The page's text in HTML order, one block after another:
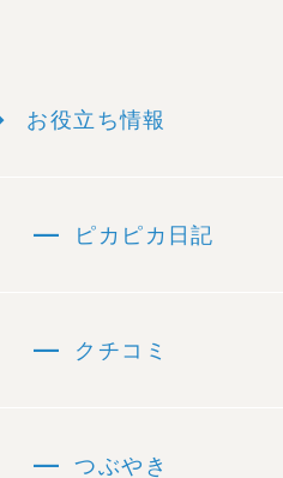
お役立ち情報
remove ピカピカ日記
remove クチコミ
remove つぶやき